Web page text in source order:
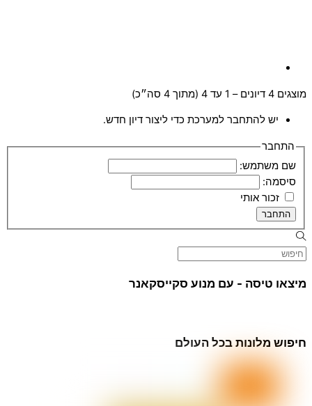
מוצגים 4 דיונים – 1 עד 4 (מתוך 4 סה״כ)
יש להתחבר למערכת כדי ליצור דיון חדש.
התחבר
שם משתמש:
סיסמה:
זכור אותי
התחבר
מיצאו טיסה - עם מנוע סקייסקאנר
חיפוש מלונות בכל העולם